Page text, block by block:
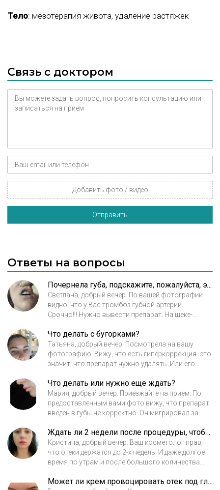
Тело: мезотерапия живота, удаление растяжек
Связь с доктором
Добавить фото / видео
Отправить
Ответы на вопросы
Почернела губа, подскажите, пожалуйста, это некроз? Что делать?
Светлана, добрый вечер. По вашей фотографии
видно, что у Вас тромбоз губной артерии.
Срочно!!! Нужно вывести препарат. На щеке-
кровоснабжения близлежащих тканей. Если не
принять срочных мер, все может плохо
закончится.
Что делать с бугорками?
Татьяна, добрый вечер. Посмотрела на вашу
фотографию. Вижу, что есть гиперкоррекция- это
значит, что препарат нужно удалять. Или его
он не правильно подобран. Само это не пройдет.
Приезжайте на прием. М. Курская.
Что делать или нужно еще ждать?
Мария, добрый вечер. Приезжайте на прием. По
предоставленным вами фото вижу, что препарат
введен в губы не корректно. Он мигрировал за
работают, это уже устарело. Нужно заново
смоделировать губки. Само это не пройдет
Ждать ли 2 недели после процедуры, чтобы отеки пропали?
Кристина, добрый вечер. Ваш косметолог прав,
что отеки держатся до 2-х недель. И даже долгое
время по утрам и после большого количества
больше. Но по вашим фото вижу, что губы у Вас Может ли крем провоцировать отек под глазами после филлера?